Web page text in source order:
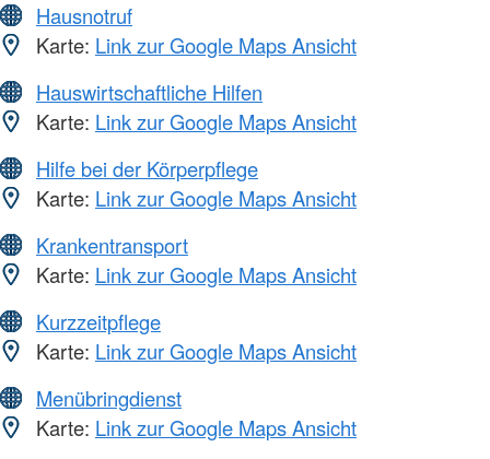
Hausnotruf
Karte: Link zur Google Maps Ansicht
Hauswirtschaftliche Hilfen
Karte: Link zur Google Maps Ansicht
Hilfe bei der Körperpflege
Karte: Link zur Google Maps Ansicht
Krankentransport
Karte: Link zur Google Maps Ansicht
Kurzzeitpflege
Karte: Link zur Google Maps Ansicht
Menübringdienst
Karte: Link zur Google Maps Ansicht